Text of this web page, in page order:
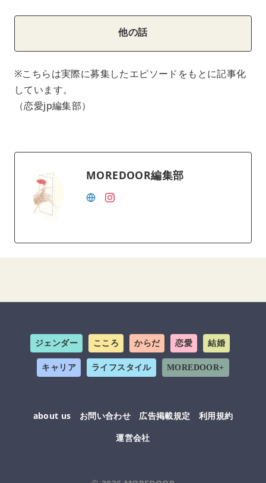
他の話
※こちらは実際に募集したエピソードをもとに記事化
しています。
（恋愛jp編集部）
MOREDOOR編集部
ジェンダー こころ からだ 恋愛 結婚
キャリア ライフスタイル MOREDOOR+
about us お問い合わせ 広告掲載規定
利用規約
運営会社